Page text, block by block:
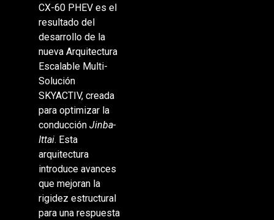
CX-60 PHEV es el
resultado del
desarrollo de la
nueva Arquitectura
Escalable Multi-
Solución
SKYACTIV, creada
para optimizar la
conducción Jinba-
Ittai. Esta
arquitectura
introduce avances
que mejoran la
rigidez estructural
para una respuesta